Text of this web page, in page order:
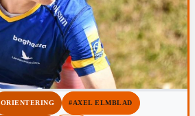
ORIENTERING #AXEL ELMBLAD